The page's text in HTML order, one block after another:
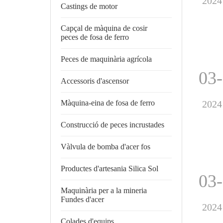
Castings de motor
Capçal de màquina de cosir
peces de fosa de ferro
Peces de maquinària agrícola
Accessoris d'ascensor
Màquina-eina de fosa de ferro
Construcció de peces incrustades
Vàlvula de bomba d'acer fos
Productes d'artesania Silica Sol
Maquinària per a la mineria
Fundes d'acer
Colades d'equips
2024
2024